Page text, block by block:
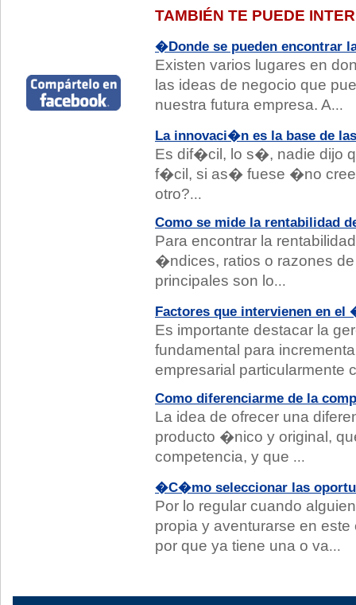
TAMBIÉN TE PUEDE
�Donde se pueden encontrar
Existen varios lugares en
las ideas de negocio que
nuestra futura empresa. A...
La innovaci�n es la base de
Es dif�cil, lo s�, nadie dijo
f�cil, si as� fuese �no
otro?...
Como se mide la rentabilidad
Para encontrar la
�ndices, ratios o razones
principales son lo...
Factores que intervienen en
Es importante destacar la
fundamental para
empresarial particularmente c
Como diferenciarme de la
La idea de ofrecer una
producto �nico y original,
competencia, y que ...
�C�mo seleccionar las
Por lo regular cuando
propia y aventurarse en
por que ya tiene una o va...